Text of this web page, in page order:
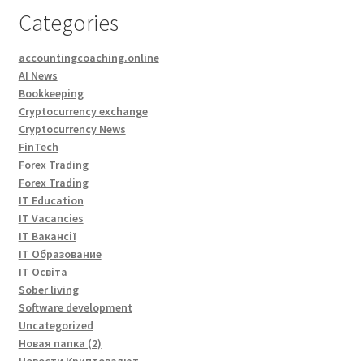
Categories
accountingcoaching.online
AI News
Bookkeeping
Cryptocurrency exchange
Cryptocurrency News
FinTech
Forex Trading
Forex Trading
IT Education
IT Vacancies
IT Вакансії
IT Образование
IT Освіта
Sober living
Software development
Uncategorized
Новая папка (2)